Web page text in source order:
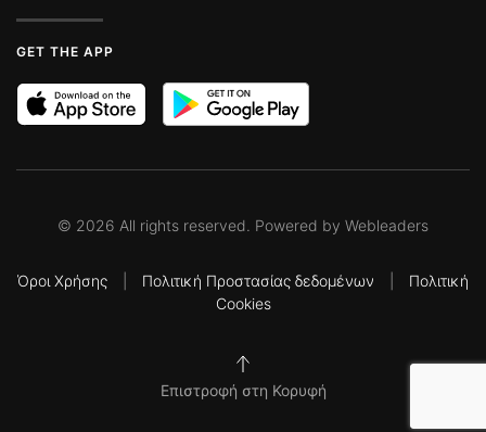
GET THE APP
© 2026 All rights reserved. Powered by Webleaders
Όροι Χρήσης Πολιτική Προστασίας δεδομένων
Πολιτική
Cookies
Επιστροφή στη Κορυφή